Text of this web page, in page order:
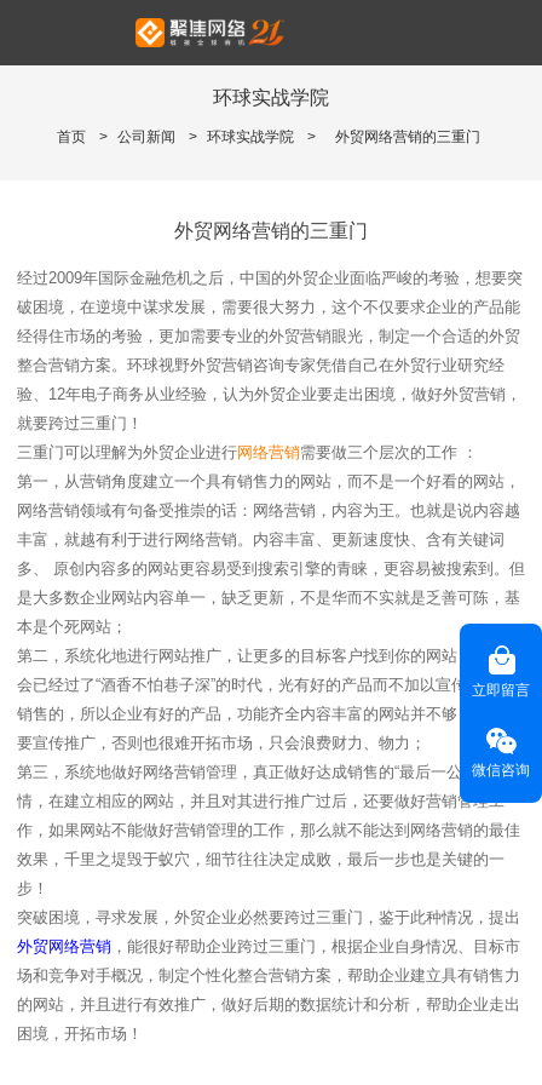
环球实战学院
首页 > 公司新闻 > 环球实战学院 > 外贸网络营销的三重门
外贸网络营销的三重门
经过2009年国际金融危机之后，中国的外贸企业面临严峻的考验，想要突
破困境，在逆境中谋求发展，需要很大努力，这个不仅要求企业的产品能
经得住市场的考验，更加需要专业的外贸营销眼光，制定一个合适的外贸
整合营销方案。环球视野外贸营销咨询专家凭借自己在外贸行业研究经
验、12年电子商务从业经验，认为外贸企业要走出困境，做好外贸营销，
就要跨过三重门！
三重门可以理解为外贸企业进行网络营销需要做三个层次的工作 ：
第一，从营销角度建立一个具有销售力的网站，而不是一个好看的网站，
网络营销领域有句备受推崇的话：网络营销，内容为王。也就是说内容越
丰富，就越有利于进行网络营销。内容丰富、更新速度快、含有关键词
多、 原创内容多的网站更容易受到搜索引擎的青睐，更容易被搜索到。但
是大多数企业网站内容单一，缺乏更新，不是华而不实就是乏善可陈，基
本是个死网站；
第二，系统化地进行网站推广，让更多的目标客户找到你的网站，当今社
会已经过了“酒香不怕巷子深”的时代，光有好的产品而不加以宣传是无法
销售的，所以企业有好的产品，功能齐全内容丰富的网站并不够，更加需
要宣传推广，否则也很难开拓市场，只会浪费财力、物力；
第三，系统地做好网络营销管理，真正做好达成销售的“最后一公里”的事
情，在建立相应的网站，并且对其进行推广过后，还要做好营销管理工
作，如果网站不能做好营销管理的工作，那么就不能达到网络营销的最佳
效果，千里之堤毁于蚁穴，细节往往决定成败，最后一步也是关键的一
步！
突破困境，寻求发展，外贸企业必然要跨过三重门，鉴于此种情况，提出
外贸网络营销 ，能很好帮助企业跨过三重门，根据企业自身情况、目标市
场和竞争对手概况，制定个性化整合营销方案，帮助企业建立具有销售力
的网站，并且进行有效推广，做好后期的数据统计和分析，帮助企业走出
困境，开拓市场！
立即留言
微信咨询